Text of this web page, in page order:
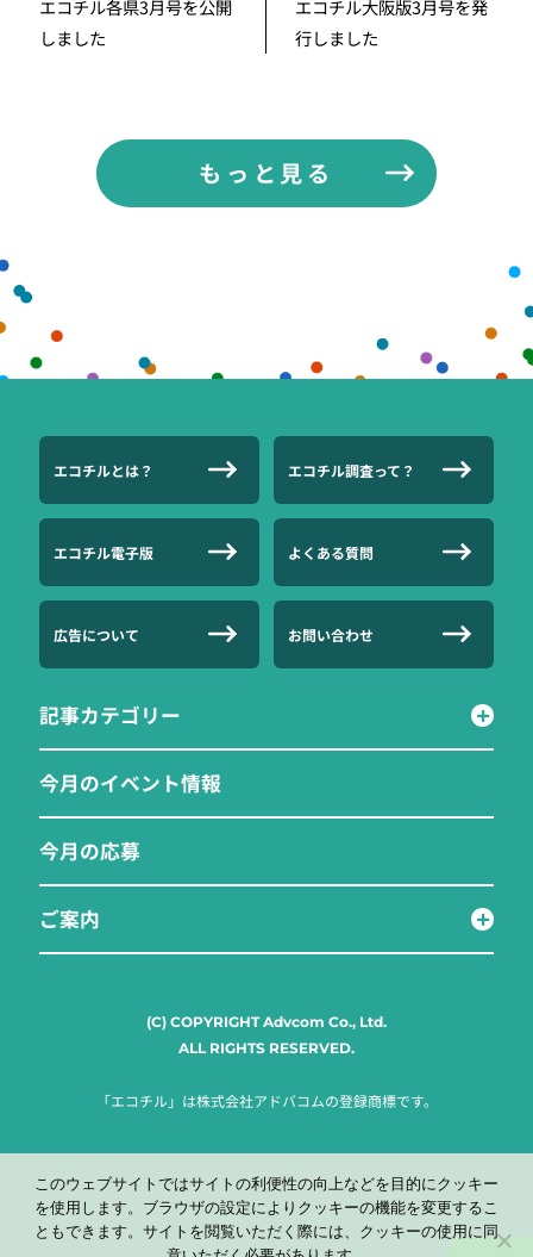
エコチル各県3月号を公開
しました
エコチル大阪版3月号を発
行しました
もっと見る
エコチルとは？ エコチル調査って？
エコチル電子版 よくある質問
広告について お問い合わせ
記事カテゴリー
今月のイベント情報
今月の応募
ご案内
(C) COPYRIGHT Advcom Co., Ltd.
ALL RIGHTS RESERVED.
「エコチル」は株式会社アドバコムの登録商標です。
このウェブサイトではサイトの利便性の向上などを目的にクッキー
を使用します。ブラウザの設定によりクッキーの機能を変更するこ
ともできます。サイトを閲覧いただく際には、クッキーの使用に同